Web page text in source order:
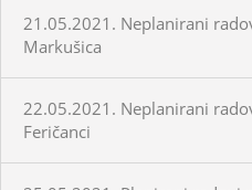
21.05.2021. Neplanirani
Markušica
22.05.2021. Neplanirani
Feričanci